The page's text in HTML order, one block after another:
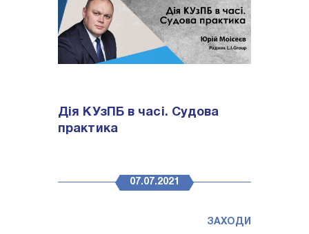
Дія КУзПБ в часі. Судова
практика
07.07.2021
ЗАХОДИ